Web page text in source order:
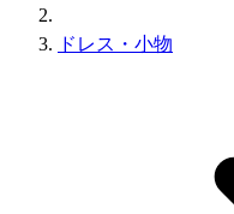
ドレス・小物